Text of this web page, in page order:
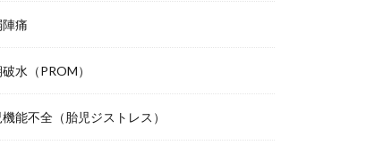
痛
水（PROM）
能不全（胎児ジストレス）